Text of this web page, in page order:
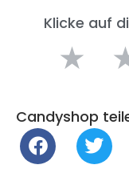
Klicke auf
★
Candyshop